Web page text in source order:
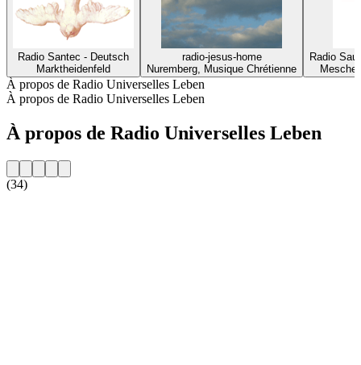
Radio Santec - Deutsch
Marktheidenfeld
radio-jesus-home
Nuremberg, Musique Chrétienne
Radio
À propos de Radio Universelles Leben
À propos de Radio Universelles Leben
À propos de Radio Universelles Leben
(34)